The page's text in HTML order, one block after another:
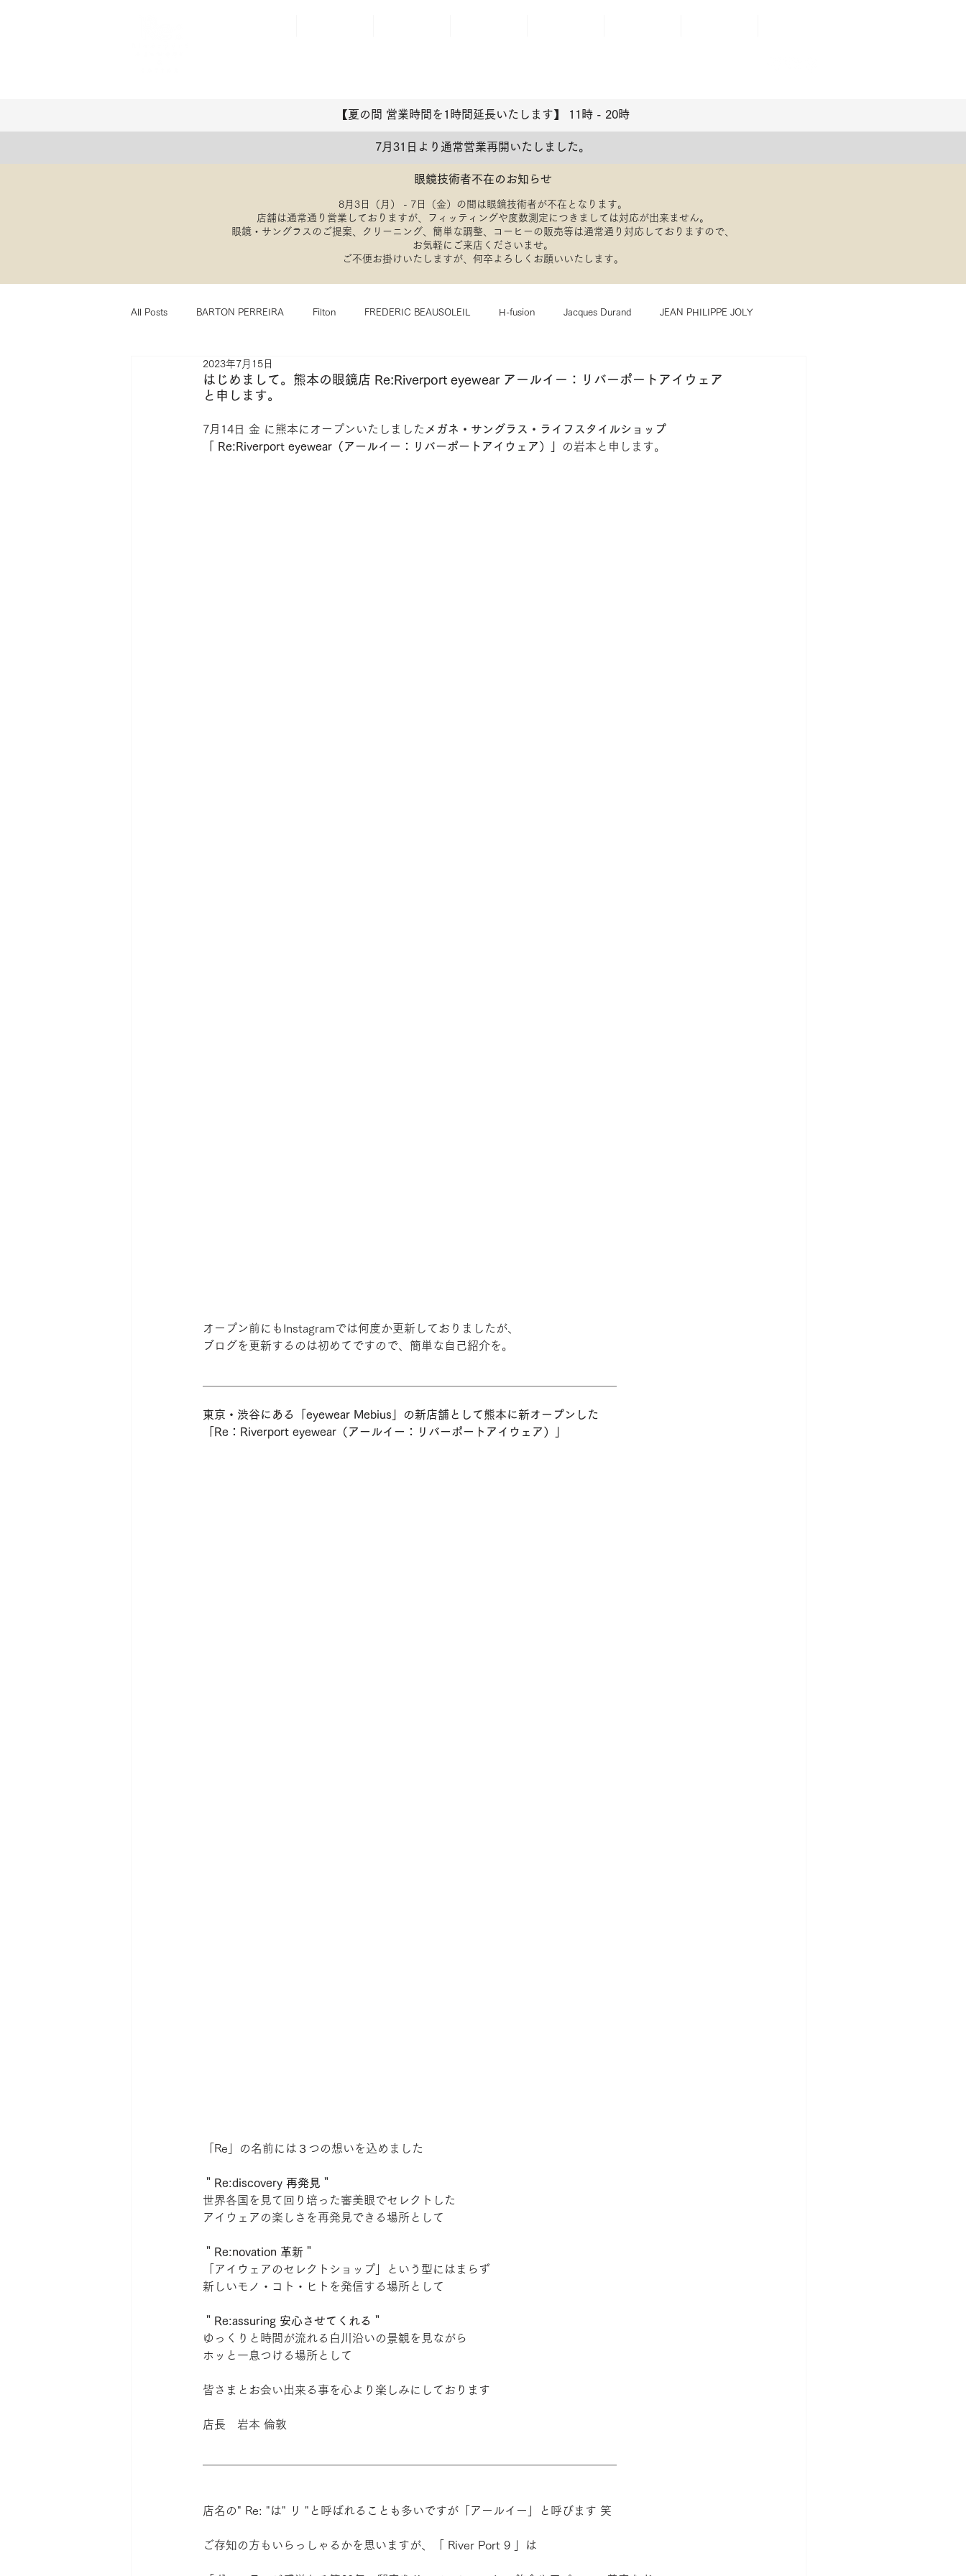
【夏の間 営業時間を1時間延長いたします】 11時 - 20​時
7月31日より通常営業再開いたしました。
眼鏡技術者不在のお知らせ
8月3日（月） - 7日（金）の間は眼鏡技術者が不在となります。
店舗は通常通り営業しておりますが、フィッティングや度数測定につきましては対応が出来ません。
​眼鏡・サングラスのご提案、クリーニング、簡単な調整、コーヒーの販売等は通常通り対応しておりますので、
​お気軽にご来店くださいませ。
​ご不便お掛けいたしますが、何卒よろしくお願いいたします。
All Posts BARTON PERREIRA Filton FREDERIC BEAUSOLEIL H-fusion Jacques Durand JEAN PHILIPPE JOLY
l.a.Eyeworks Lunetta BADA
サングラス shop
はじめまして。熊本の眼鏡店 Re:Riverport eyewear アールイー：リバーポートアイウェア
と申します。
2023年7月15日
7月14日 金 に熊本にオープンいたしました メガネ・サングラス・ライフスタイルショップ
「 Re:Riverport eyewear（アールイー：リバーポートアイウェア）」
の岩本と申します。
オープン前にもInstagramでは何度か更新しておりましたが、
ブログを更新するのは初めてですので、簡単な自己紹介を。
東京・渋谷にある「eyewear Mebius」の新店舗として熊本に新オープンした
「Re：Riverport eyewear（アールイー：リバーポートアイウェア）」
「Re」の名前には３つの想いを込めました
＂Re:discovery 再発見＂
世界各国を見て回り培った審美眼でセレクトした
アイウェアの楽しさを再発見できる場所として
＂Re:novation 革新＂
「アイウェアのセレクトショップ」という型にはまらず
新しいモノ・コト・ヒトを発信する場所として
＂Re:assuring 安心させてくれる＂
ゆっくりと時間が流れる白川沿いの景観を見ながら
ホッと一息つける場所として
皆さまとお会い出来る事を心より楽しみにしております
店長　岩本 倫敦
店名の" Re: "は" リ "と呼ばれることも多いですが「アールイー」と呼びます 笑
ご存知の方もいらっしゃるかを思いますが、「 River Port 9 」は